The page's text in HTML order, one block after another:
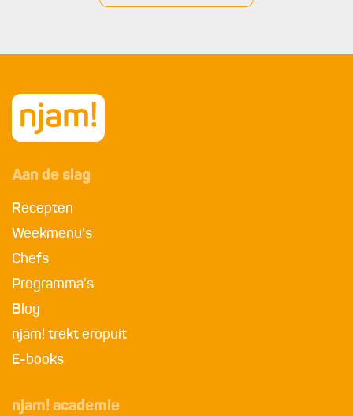
Aan de slag
Recepten
Weekmenu's
Chefs
Programma's
Blog
njam! trekt eropuit
E-books
njam! academie